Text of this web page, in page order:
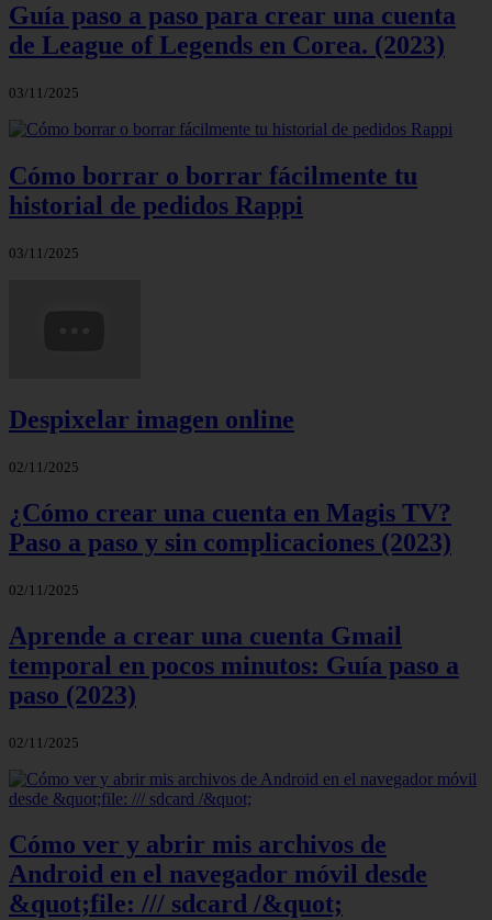
Guía paso a paso para crear una cuenta
de League of Legends en Corea. (2023)
03/11/2025
Cómo borrar o borrar fácilmente tu
historial de pedidos Rappi
03/11/2025
Despixelar imagen online
02/11/2025
¿Cómo crear una cuenta en Magis TV?
Paso a paso y sin complicaciones (2023)
02/11/2025
Aprende a crear una cuenta Gmail
temporal en pocos minutos: Guía paso a
paso (2023)
02/11/2025
Cómo ver y abrir mis archivos de
Android en el navegador móvil desde
&quot;file: /// sdcard /&quot;